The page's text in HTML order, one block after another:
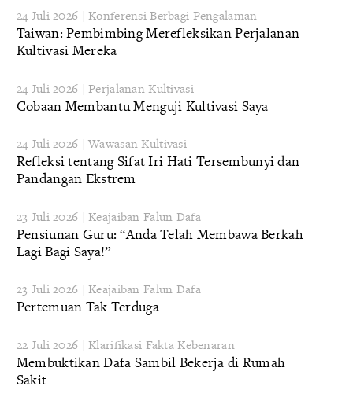
24 Juli 2026 | Konferensi Berbagi Pengalaman
Taiwan: Pembimbing Merefleksikan Perjalanan
Kultivasi Mereka
24 Juli 2026 | Perjalanan Kultivasi
Cobaan Membantu Menguji Kultivasi Saya
24 Juli 2026 | Wawasan Kultivasi
Refleksi tentang Sifat Iri Hati Tersembunyi dan
Pandangan Ekstrem
23 Juli 2026 | Keajaiban Falun Dafa
Pensiunan Guru: “Anda Telah Membawa Berkah
Lagi Bagi Saya!”
23 Juli 2026 | Keajaiban Falun Dafa
Pertemuan Tak Terduga
22 Juli 2026 | Klarifikasi Fakta Kebenaran
Membuktikan Dafa Sambil Bekerja di Rumah
Sakit